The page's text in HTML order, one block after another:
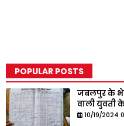
POPULAR POSTS
जबलपुर के
वाली युवती
10/19/2024